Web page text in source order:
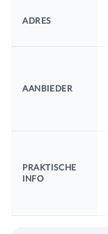
ADRES
AANBIEDER
PRAKTISCHE
INFO